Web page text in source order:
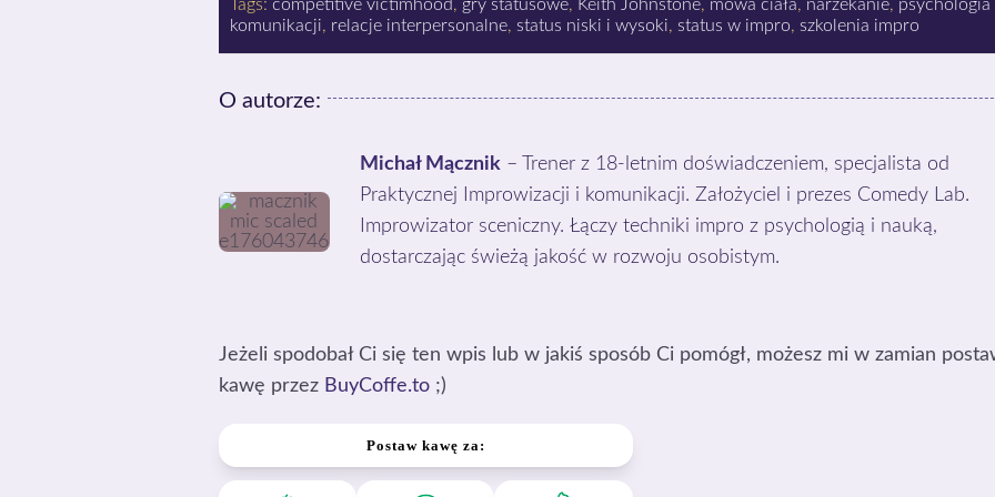
Tags: competitive victimhood, gry statusowe, Keith Johnstone, mowa ciała, narzekanie, psychologia
komunikacji, relacje interpersonalne, status niski i wysoki, status w impro, szkolenia impro
O autorze:
Michał Mącznik – Trener z 18-letnim doświadczeniem, specjalista od
Praktycznej Improwizacji i komunikacji. Założyciel i prezes Comedy Lab.
Improwizator sceniczny. Łączy techniki impro z psychologią i nauką,
dostarczając świeżą jakość w rozwoju osobistym.
Jeżeli spodobał Ci się ten wpis lub w jakiś sposób Ci pomógł, możesz mi w zamian
kawę przez BuyCoffe.to;)
Postaw kawę za: